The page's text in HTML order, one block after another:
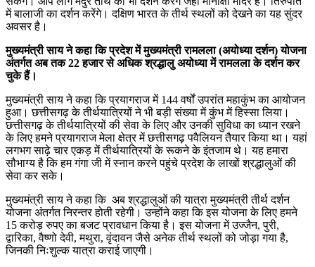
में बालाजी का दर्शन करेंगे। दक्षिण भारत के तीर्थ स्थलों को देखने का यह सुंदर
अवसर है।
मुख्यमंत्री साय ने कहा कि प्रदेश में मुख्यमंत्री रामलला (अयोध्या दर्शन) योजना
अंतर्गत अब तक 22 हजार से अधिक श्रद्धालु अयोध्या में रामलला के दर्शन कर
चुके हैं।
मुख्यमंत्री साय ने कहा कि प्रयागराज में 144 वर्षों उपरांत महाकुंभ का आयोजन
हुआ। छत्तीसगढ़ के तीर्थयात्रियों ने भी बड़ी संख्या में कुंभ में हिस्सा लिया।
छत्तीसगढ़ के तीर्थयात्रियों की सेवा के लिए और उनकी सुविधा का ध्यान रखने
के लिए हमने प्रयागराज मेला क्षेत्र में छत्तीसगढ़ पवैलियन तैयार किया था। यहां
लगभग साढ़े चार एकड़ में तीर्थयात्रियों के रूकने के इंतजाम थे। यह हमारा
सौभाग्य है कि हम गंगा जी में स्नान करने पहुंचे प्रदेश के लाखों श्रद्धालुओं की
सेवा कर सके।
मुख्यमंत्री साय ने कहा कि अब श्रद्धालुओं की यात्रा मुख्यमंत्री तीर्थ दर्शन
योजना अंतर्गत निरन्तर होती रहेगी। उन्होंने कहा कि इस योजना के लिए हमने
15 करोड़ रुपए का बजट प्रावधान किया है। इस योजना में उज्जैन, पुरी,
द्वारिका, वैष्णो देवी, मथुरा, वृंदावन जैसे अनेक तीर्थ स्थलों को जोड़ा गया है,
जिनकी निःशुल्क यात्रा कराई जाएगी।